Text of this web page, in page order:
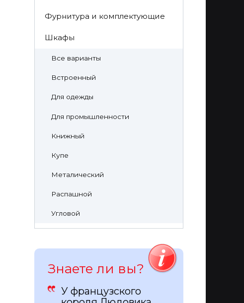
Фурнитура и комплектующие
Шкафы
Все варианты
Встроенный
Для одежды
Для промышленности
Книжный
Купе
Металический
Распашной
Угловой
Знаете ли вы?
У французского